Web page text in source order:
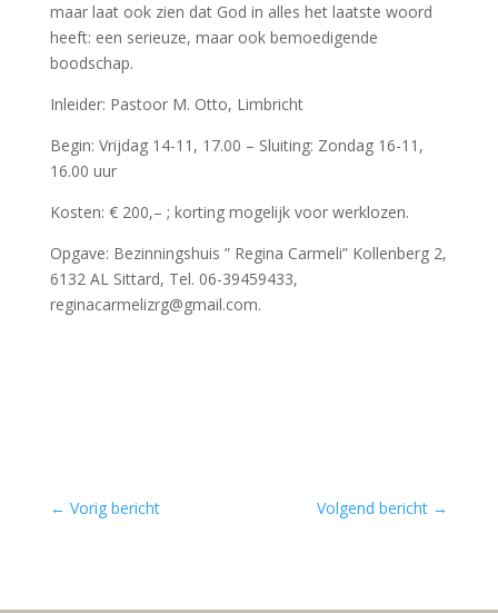
maar laat ook zien dat God in alles het laatste woord
heeft: een serieuze, maar ook bemoedigende
boodschap.
Inleider: Pastoor M. Otto, Limbricht
Begin: Vrijdag 14-11, 17.00 – Sluiting: Zondag 16-11,
16.00 uur
Kosten: € 200,– ; korting mogelijk voor werklozen.
Opgave: Bezinningshuis ” Regina Carmeli” Kollenberg 2,
6132 AL Sittard, Tel. 06-39459433,
reginacarmelizrg@gmail.com.
← Vorig bericht Volgend bericht →